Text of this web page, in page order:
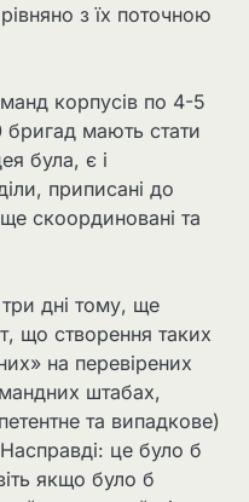
з їх поточною
корпусів по 4-5
мають стати
була, є і
приписані до
скоординовані та
дні тому, ще
що створення таких
на перевірених
штабах,
та випадкове)
це було б
якщо було б